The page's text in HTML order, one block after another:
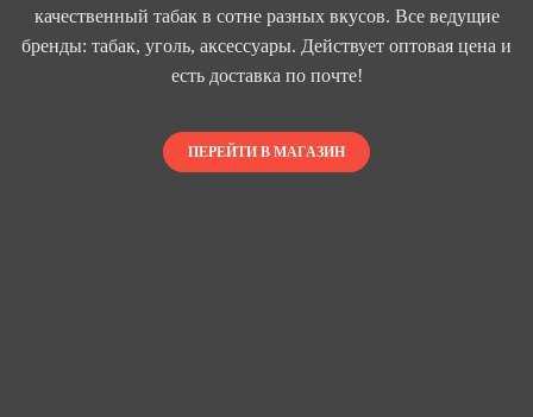
качественный табак в сотне разных вкусов. Все ведущие
бренды: табак, уголь, аксессуары. Действует оптовая цена и
есть доставка по почте!
ПЕРЕЙТИ В МАГАЗИН